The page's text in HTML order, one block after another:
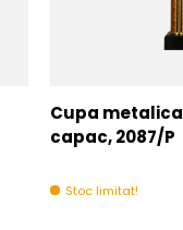
Cupa
capac, 2087/P
Stoc limitat!